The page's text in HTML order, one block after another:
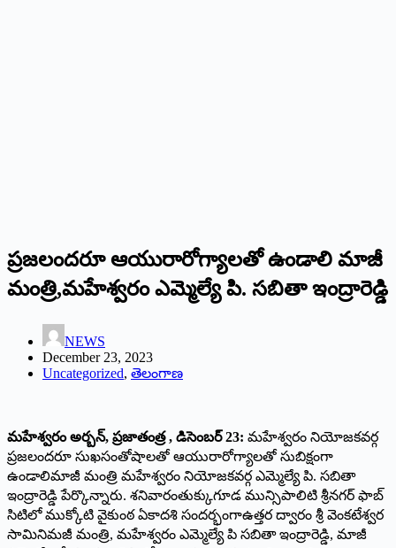
ప్రజలందరూ ఆయురారోగ్యాలతో ఉండాలి మాజీ
మంత్రి,మహేశ్వరం ఎమ్మెల్యే పి. సబితా ఇంద్రారెడ్డి
NEWS
December 23, 2023
Uncategorized, తెలంగాణ
మహేశ్వరం అర్బన్, ప్రజాతంత్ర , డిసెంబర్ 23: మహేశ్వరం నియోజకవర్గ
ప్రజలందరూ సుఖసంతోషాలతో ఆయురారోగ్యాలతో సుబిక్షంగా
ఉండాలిమాజీ మంత్రి మహేశ్వరం నియోజకవర్గ ఎమ్మెల్యే పి. సబితా
ఇంద్రారెడ్డి పేర్కొన్నారు. శనివారంతుక్కుగూడ మున్సిపాలిటి శ్రీనగర్ ఫాబ్
సిటిలో ముక్కోటి వైకుంఠ ఏకాదశి సందర్భంగాఉత్తర ద్వారం శ్రీ వెంకటేశ్వర
సామినిమజీ మంత్రి, మహేశ్వరం ఎమ్మెల్యే పి సబితా ఇంద్రారెడ్డి, మాజీ